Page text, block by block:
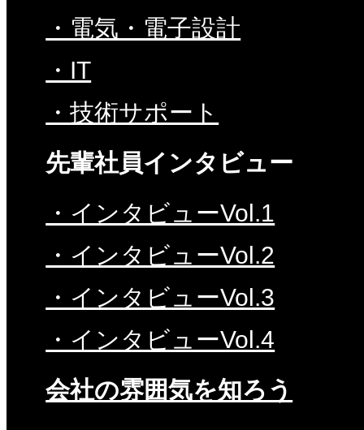
・電気・電子設計
・IT
・技術サポート
先輩社員インタビュー
・インタビューVol.1
・インタビューVol.2
・インタビューVol.3
・インタビューVol.4
会社の雰囲気を知ろう